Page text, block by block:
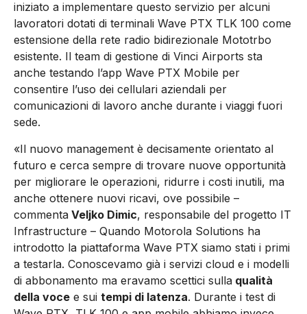
iniziato a implementare questo servizio per alcuni
lavoratori dotati di terminali Wave PTX TLK 100 come
estensione della rete radio bidirezionale Mototrbo
esistente. Il team di gestione di Vinci Airports sta
anche testando l’app Wave PTX Mobile per
consentire l’uso dei cellulari aziendali per
comunicazioni di lavoro anche durante i viaggi fuori
sede.
«Il nuovo management è decisamente orientato al
futuro e cerca sempre di trovare nuove opportunità
per migliorare le operazioni, ridurre i costi inutili, ma
anche ottenere nuovi ricavi, ove possibile –
commenta Veljko Dimic, responsabile del progetto IT
Infrastructure – Quando Motorola Solutions ha
introdotto la piattaforma Wave PTX siamo stati i primi
a testarla. Conoscevamo già i servizi cloud e i modelli
di abbonamento ma eravamo scettici sulla qualità
della voce e sui tempi di latenza. Durante i test di